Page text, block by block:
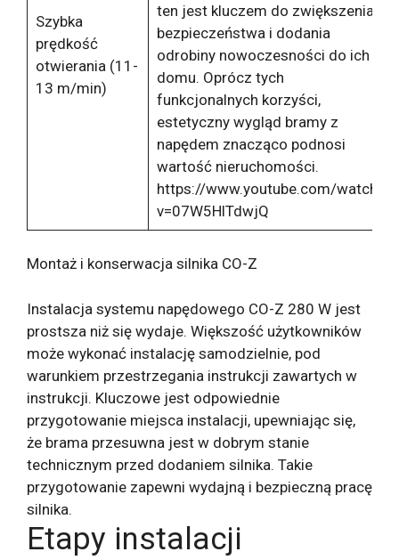
Szybka
prędkość
otwierania (11-
13 m/min)
ten jest kluczem do zwiększenia
bezpieczeństwa i dodania
odrobiny nowoczesności do ich
domu. Oprócz tych
funkcjonalnych korzyści,
estetyczny wygląd bramy z
napędem znacząco podnosi
wartość nieruchomości.
https://www.youtube.com/watch?
v=07W5HlTdwjQ
Montaż i konserwacja silnika CO-Z
Instalacja systemu napędowego CO-Z 280 W jest
prostsza niż się wydaje. Większość użytkowników
może wykonać instalację samodzielnie, pod
warunkiem przestrzegania instrukcji zawartych w
instrukcji. Kluczowe jest odpowiednie
przygotowanie miejsca instalacji, upewniając się,
że brama przesuwna jest w dobrym stanie
technicznym przed dodaniem silnika. Takie
przygotowanie zapewni wydajną i bezpieczną pracę
silnika.
Etapy instalacji